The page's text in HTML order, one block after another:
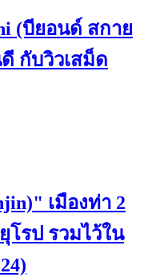
(บียอนด์ สกาย
กับวิวเสม็ด
เมืองท่า 2
โรป รวมไว้ใน